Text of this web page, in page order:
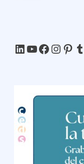
LinkedIn
YouTube
Facebook